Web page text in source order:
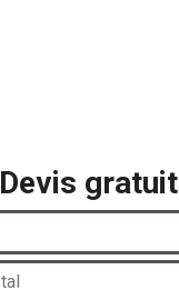
Devis gratuit